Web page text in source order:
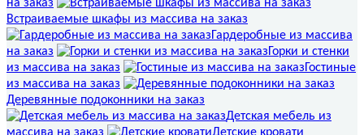
на заказ
Встраиваемые шкафы из массива на заказ
Гардеробные из массива
на заказ
Горки и стенки
из массива на заказ
Гостиные
из массива на заказ
Деревянные подоконники на заказ
Детская мебель из
массива на заказ
Детские кровати